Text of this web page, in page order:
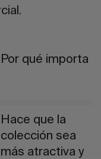
Por qué importa
Hace que la
colección sea
más atractiva y